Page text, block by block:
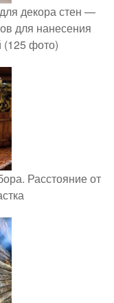
декора стен —
для нанесения
(125 фото)
Расстояние от